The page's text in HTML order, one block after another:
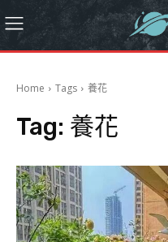
Home Tags 養花
Tag: 養花